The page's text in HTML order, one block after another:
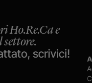
Ho.Re.Ca e
settore.
scrivici!